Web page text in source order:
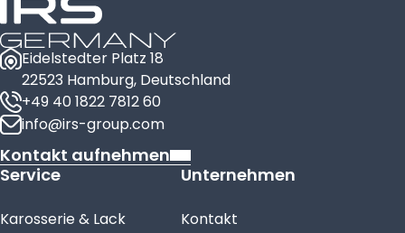
Eidelstedter Platz 18
22523 Hamburg, Deutschland
+49 40 1822 7812 60
info@irs-group.com
Kontakt aufnehmen
Service
Karosserie & Lack
Unternehmen
Kontakt